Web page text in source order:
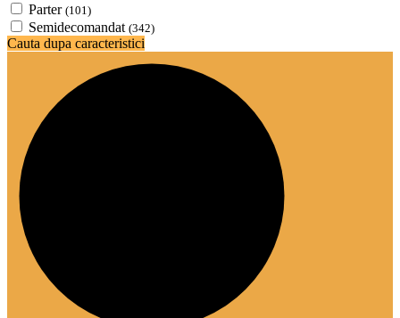
Parter (101)
Semidecomandat (342)
Cauta dupa caracteristici